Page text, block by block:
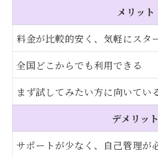
メリット
料金が比較的安く、気軽にスタ
全国どこからでも利用できる
まず試してみたい方に向いてい
デメリット
サポートが少なく、自己管理が